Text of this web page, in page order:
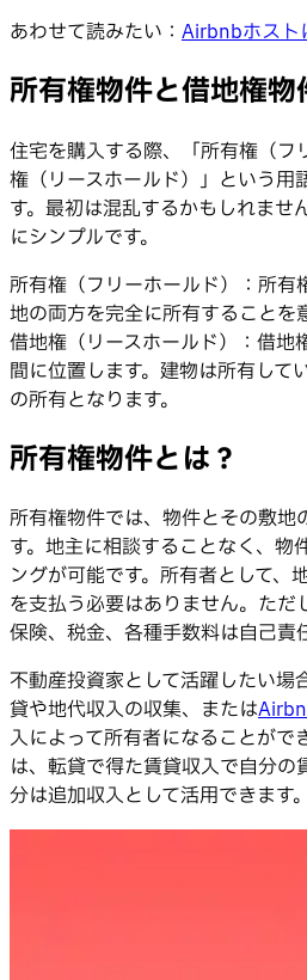
あわせて読みたい： Airbnbホスト
所有権物件と借地権物
住宅を購入する際、「所有権（フ
権（リースホールド）」という用
す。最初は混乱するかもしれませ
にシンプルです。
所有権（フリーホールド）：所有
地の両方を完全に所有することを
借地権（リースホールド）：借地
間に位置します。建物は所有して
の所有となります。
所有権物件とは？
所有権物件では、物件とその敷地
す。地主に相談することなく、物
ングが可能です。所有者として、
を支払う必要はありません。た
保険、税金、各種手数料は自己責
不動産投資家として活躍したい場
貸や地代収入の収集、または
入によって所有者になることがで
は、転貸で得た賃貸収入で自分の
分は追加収入として活用できます。